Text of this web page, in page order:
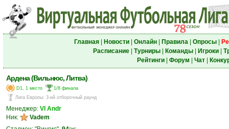
Главная| Новости| Онлайн| Правила| Опросы|
Расписание| Турниры| Команды| Игроки|
Рейтинги| Форум Чат|
Ардена (Вильнюс, Литва)
D1, 1 место
1/8 финала
Лига Европы: 3-ий отборочный раунд
Менеджер: VI Аndr
Ник:
Vadem